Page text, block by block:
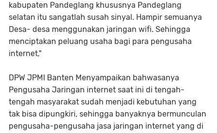
kabupaten Pandeglang khususnya Pandeglang
selatan itu sangatlah susah sinyal. Hampir semuanya
Desa- desa menggunakan jaringan wifi. Sehingga
menciptakan peluang usaha bagi para pengusaha
internet,"
DPW JPMI Banten Menyampaikan bahwasanya
Pengusaha Jaringan internet saat ini di tengah-
tengah masyarakat sudah menjadi kebutuhan yang
tak bisa dipungkiri, sehingga banyaknya bermunculan
pengusaha-pengusaha jasa jaringan internet yang di